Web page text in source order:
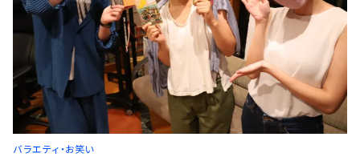
バラエティ・お笑い